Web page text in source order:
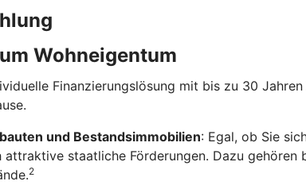
Wohneigentum
Finanzierungslösung mit bis zu 30
und Bestandsimmobilien: Egal, ob Sie
attraktive staatliche Förderungen. Dazu
2